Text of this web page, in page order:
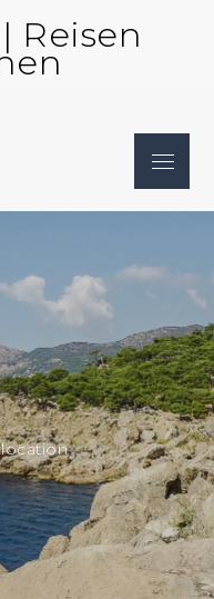
Reisen
Menu